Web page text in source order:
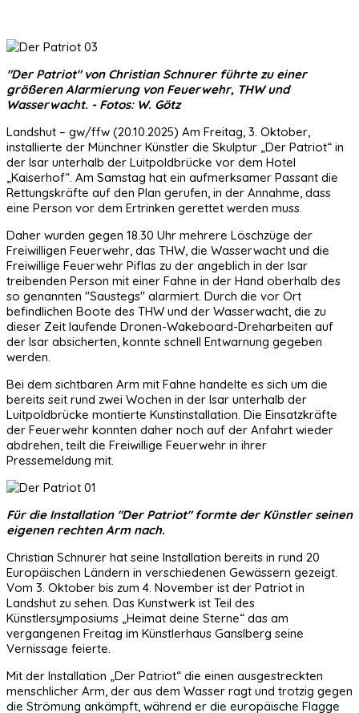
"Der Patriot" von Christian Schnurer führte zu einer
größeren Alarmierung von Feuerwehr, THW und
Wasserwacht. - Fotos: W. Götz
Landshut – gw/ffw (20.10.2025) Am Freitag, 3. Oktober,
installierte der Münchner Künstler die Skulptur „Der Patriot“ in
der Isar unterhalb der Luitpoldbrücke vor dem Hotel
„Kaiserhof“. Am Samstag hat ein aufmerksamer Passant die
Rettungskräfte auf den Plan gerufen, in der Annahme, dass
eine Person vor dem Ertrinken gerettet werden muss.
Daher wurden gegen 18.30 Uhr mehrere Löschzüge der
Freiwilligen Feuerwehr, das THW, die Wasserwacht und die
Freiwillige Feuerwehr Piflas zu der angeblich in der Isar
treibenden Person mit einer Fahne in der Hand oberhalb des
so genannten "Saustegs" alarmiert. Durch die vor Ort
befindlichen Boote des THW und der Wasserwacht, die zu
dieser Zeit laufende Dronen-Wakeboard-Dreharbeiten auf
der Isar absicherten, konnte schnell Entwarnung gegeben
werden.
Bei dem sichtbaren Arm mit Fahne handelte es sich um die
bereits seit rund zwei Wochen in der Isar unterhalb der
Luitpoldbrücke montierte Kunstinstallation. Die Einsatzkräfte
der Feuerwehr konnten daher noch auf der Anfahrt wieder
abdrehen, teilt die Freiwillige Feuerwehr in ihrer
Pressemeldung mit.
Für die Installation "Der Patriot" formte der Künstler seinen
eigenen rechten Arm nach.
Christian Schnurer hat seine Installation bereits in rund 20
Europäischen Ländern in verschiedenen Gewässern gezeigt.
Vom 3. Oktober bis zum 4. November ist der Patriot in
Landshut zu sehen. Das Kunstwerk ist Teil des
Künstlersymposiums „Heimat deine Sterne“ das am
vergangenen Freitag im Künstlerhaus Ganslberg seine
Vernissage feierte.
Mit der Installation „Der Patriot“ die einen ausgestreckten
menschlicher Arm, der aus dem Wasser ragt und trotzig gegen
die Strömung ankämpft, während er die europäische Flagge